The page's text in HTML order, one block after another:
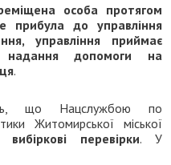
особа протягом
прибула до управління
управління приймає
допомоги на
.
що Нацслужбою по
Житомирської міської
вибіркові перевірки. У